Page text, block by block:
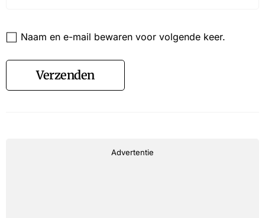
Naam en e-mail bewaren voor volgende keer.
Verzenden
Advertentie